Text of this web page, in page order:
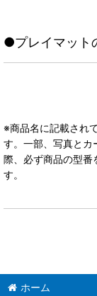
●プレイマット
※商品名に記載され
す。一部、写真とカ
際、必ず商品の型番
す。
ホーム